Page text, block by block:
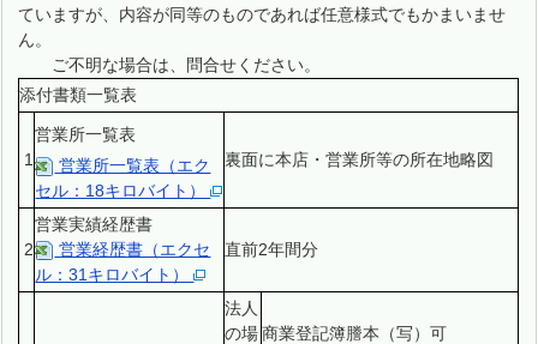
ていますが、内容が同等のものであれば任意様式でもかまいませ
ん。
ご不明な場合は、問合せください。
添付書類一覧表
1
営業所一覧表
営業所一覧表（エク
セル：18キロバイト）
裏面に本店・営業所等の所在地略図
2
営業実績経歴書
営業経歴書（エクセ
ル：31キロバイト）
直前2年間分
法人
の場 商業登記簿謄本（写）可